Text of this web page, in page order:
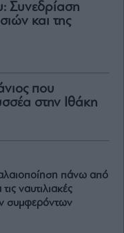
Συνεδρίαση
και της
που
στην Ιθάκη
πάνω από
ναυτιλιακές
συμφερόντων